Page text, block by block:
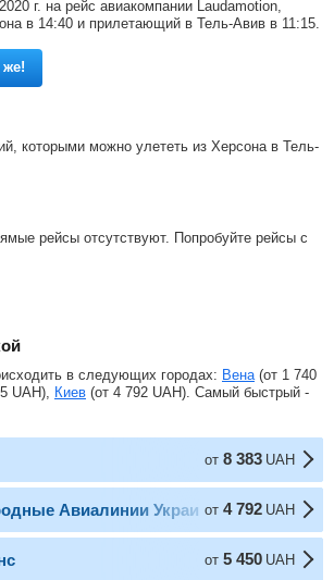
г. на рейс авиакомпании Laudamotion,
в 14:40 и прилетающий в Тель-Авив в 11:15.
же!
которыми можно улететь из Херсона в Тель-
рейсы отсутствуют. Попробуйте рейсы с
в следующих городах: Вена (от 1 740
UAH), Киев (от 4 792 UAH). Самый быстрый -
от 8 383 UAH
Авиалинии Украины
от 4 792 UAH
от 5 450 UAH